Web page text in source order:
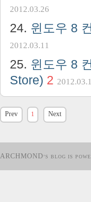
2012.03.26
윈도우 8
2012.03.11
윈도우 8
Store) 2
Prev 1 Next
ARCHMOND’S BLOG IS